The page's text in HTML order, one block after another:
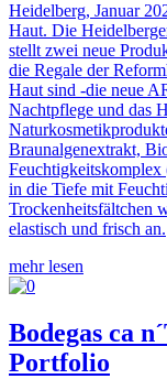
Heidelberg, Januar
Haut. Die
stellt zwei neue
die Regale der
Haut sind -die neue
Nachtpflege und das
Braunalgenextrakt,
Feuchtigkeitskomplex
in die Tiefe mit
Trockenheitsfältchen
elastisch und frisch an.
mehr lesen
Bodegas ca
Portfolio